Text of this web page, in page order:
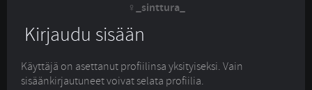
_sinttura_
Kirjaudu sisään
Käyttäjä on asettanut profiilinsa yksityiseksi. Vain
sisäänkirjautuneet voivat selata profiilia.